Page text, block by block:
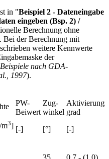
in "Beispiel 2 - Dateneingabe
eingeben (Bsp. 2) /
Berechnung ohne
Bei der Berechnung mit
weitere Kennwerte
der
Beispiele nach GDA-
1997).
3]
PW-
Beiwert
[-]
Zug-
winkel
[°]
grad
[-]
35 0,7 - (1,0)